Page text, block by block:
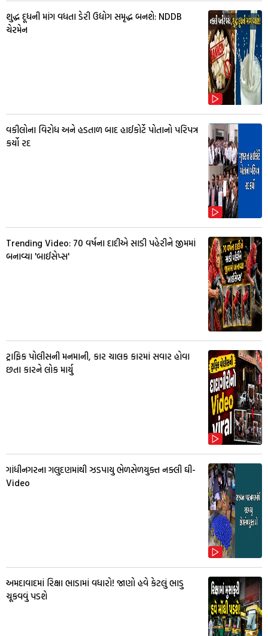
શુદ્ધ દૂધની માંગ વધતા ડેરી ઉદ્યોગ સમૃદ્ધ બનશે: NDDB
ચેરમેન
વકીલોના વિરોધ અને હડતાળ બાદ હાઈકોર્ટે પોતાનો પરિપત્ર
કર્યો રદ
Trending Video: 70 વર્ષના દાદીએ સાડી પહેરીને જીમમાં
બનાવ્યા 'બાઈસેપ્સ'
ટ્રાફિક પોલીસની મનમાની, કાર ચાલક કારમાં સવાર હોવા
છતા કારને લોક માર્યુ
ગાંધીનગરના ગલુદણમાંથી ઝડપાયુ ભેળસેળયુક્ત નક્લી ઘી-
Video
અમદાવાદમાં રિક્ષા ભાડામાં વધારો! જાણો હવે કેટલું ભાડુ
ચૂકવવું પડશે